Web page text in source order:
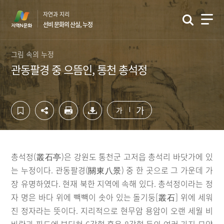
영
역
바
로
가
기
역
바
로
가
기
자연과 지리
선비 문화의 산실, 누정
그림 속의 누정
관동팔경 중 으뜸인, 통천 총석정
가 가
총석정(叢石亭)은 강원도 통천군 고저읍 총석리 바닷가에 있
는 누정이다. 관동팔경(關東八景) 중 한 곳으로 그 가운데 가
장 유명하였다. 현재 북한 지역에 속해 있다. 총석정이라는 정
자 명은 바다 위에 빽빽이 솟아 있는 돌기둥[叢石] 위에 세워
진 정자라는 뜻이다. 지리적으로 현무암 용암이 오랜 세월 비